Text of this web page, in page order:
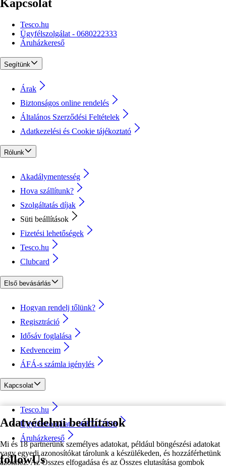
Adatvédelmi beállítások
Mi és 18 partnerünk személyes adatokat, például böngészési adatokat
vagy egyedi azonosítókat tárolunk a készülékeden, és hozzáférhetünk
azokhoz. Az Összes elfogadása és az Összes elutasítása gombok
Kapcsolat
Tesco.hu
Ügyfélszolgálat - 0680222333
Áruházkereső
Segítünk
Árak
Biztonságos online rendelés
Általános Szerződési Feltételek
Adatkezelési és Cookie tájékoztató
Rólunk
Akadálymentesség
Hova szállítunk?
Szolgáltatás díjak
Süti beállítások
Fizetési lehetőségek
Tesco.hu
Clubcard
Első bevásárlás
Hogyan rendelj tőlünk?
Regisztráció
Idősáv foglalása
Kedvenceim
ÁFÁ-s számla igénylés
Kapcsolat
Tesco.hu
Ügyfélszolgálat - 0680222333
Áruházkereső
followUs